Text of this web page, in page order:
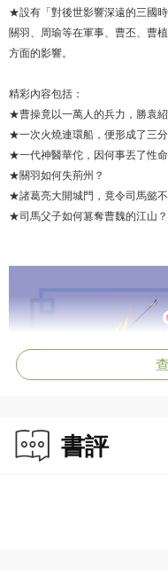
★設有「對後世影響深遠的三國
關羽、周瑜等在軍事、曹丕、曹
方面的影響。
精彩內容包括：
★曹操竟以一萬人的兵力，勝袁
★一次火燒連環船，便形成了三
★一代神醫華佗，因何事丟了性命
★關羽如何失荊州？
★諸葛亮大開城門，竟令司馬懿
★司馬父子如何篡奪曹魏的江山？
書評